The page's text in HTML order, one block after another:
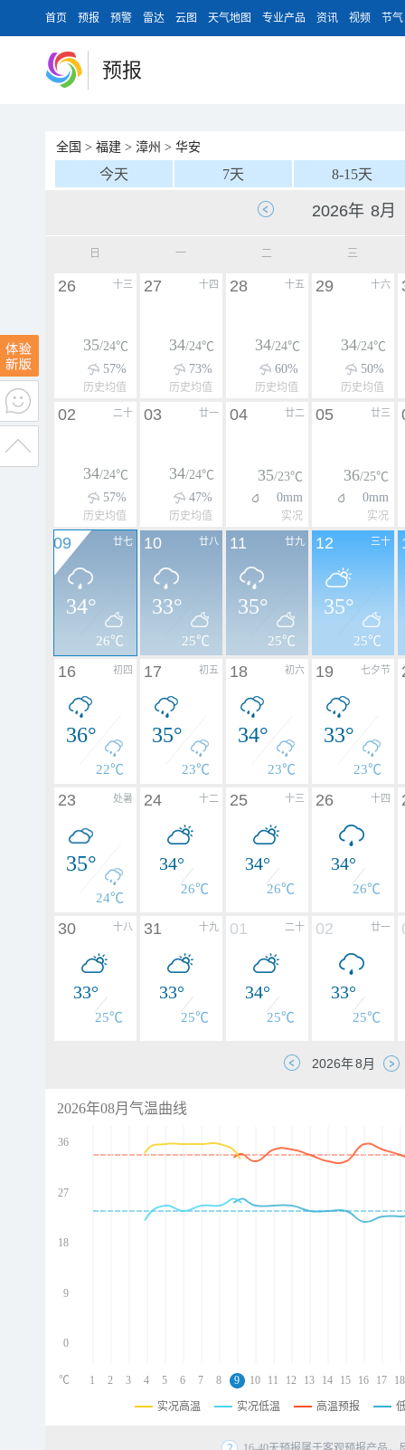
首页 预报 预警 雷达 云图 天气地图 专业产品 资讯 视频 节气
预报
全国 > 福建 > 漳州 > 华安
今天 7天 8-15天
日 一 二 三
十三
26
35/24℃
57%
历史均值
十四
27
34/24℃
73%
历史均值
十五
28
34/24℃
60%
历史均值
十六
29
34/24℃
50%
历史均值
二十
02
34/24℃
57%
历史均值
廿一
03
34/24℃
47%
历史均值
廿二
04
35/23℃
0mm
实况
廿三
05
36/25℃
0mm
实况
廿七
09
34°
26℃
廿八
10
33°
25℃
廿九
11
35°
25℃
三十
12
35°
25℃
初四
16
36°
22℃
初五
17
35°
23℃
初六
18
34°
23℃
七夕节
19
33°
23℃
处暑
23
35°
24℃
十二
24
34°
26℃
十三
25
34°
26℃
十四
26
34°
26℃
十八
30
33°
25℃
十九
31
33°
25℃
二十
01
34°
25℃
廿一
02
33°
25℃
2026年08月气温曲线
36
27
18
9
0
1 2 3 4 5 6 7 8 9 10 11 12 13 14 15 16 17 18
℃
实况高温 实况低温 高温预报